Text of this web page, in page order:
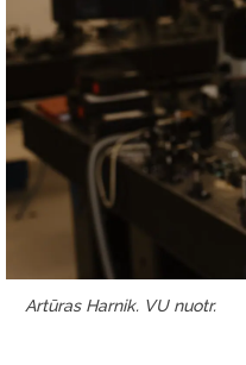
Artūras Harnik. VU nuotr.